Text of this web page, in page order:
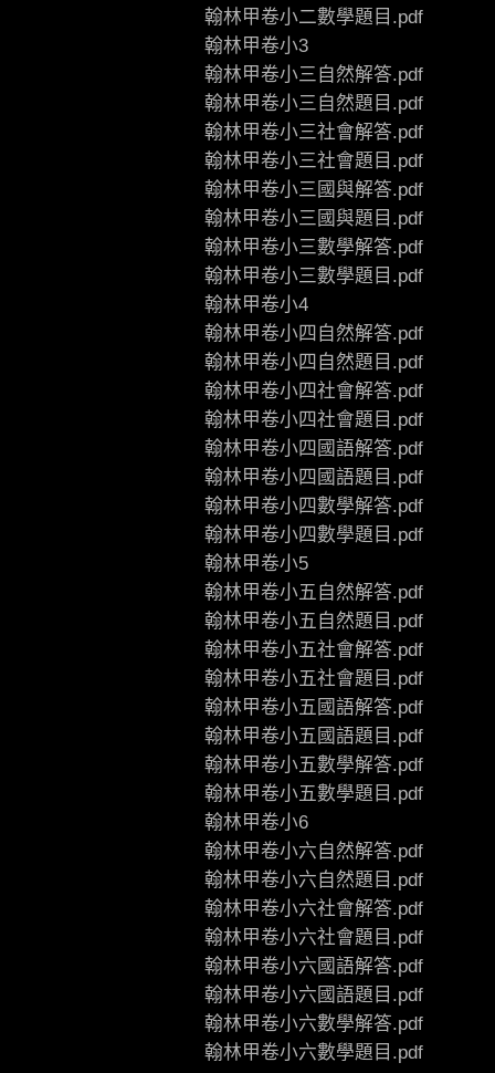
翰林甲卷小二數學題目.pdf
翰林甲卷小3
翰林甲卷小三自然解答.pdf
翰林甲卷小三自然題目.pdf
翰林甲卷小三社會解答.pdf
翰林甲卷小三社會題目.pdf
翰林甲卷小三國與解答.pdf
翰林甲卷小三國與題目.pdf
翰林甲卷小三數學解答.pdf
翰林甲卷小三數學題目.pdf
翰林甲卷小4
翰林甲卷小四自然解答.pdf
翰林甲卷小四自然題目.pdf
翰林甲卷小四社會解答.pdf
翰林甲卷小四社會題目.pdf
翰林甲卷小四國語解答.pdf
翰林甲卷小四國語題目.pdf
翰林甲卷小四數學解答.pdf
翰林甲卷小四數學題目.pdf
翰林甲卷小5
翰林甲卷小五自然解答.pdf
翰林甲卷小五自然題目.pdf
翰林甲卷小五社會解答.pdf
翰林甲卷小五社會題目.pdf
翰林甲卷小五國語解答.pdf
翰林甲卷小五國語題目.pdf
翰林甲卷小五數學解答.pdf
翰林甲卷小五數學題目.pdf
翰林甲卷小6
翰林甲卷小六自然解答.pdf
翰林甲卷小六自然題目.pdf
翰林甲卷小六社會解答.pdf
翰林甲卷小六社會題目.pdf
翰林甲卷小六國語解答.pdf
翰林甲卷小六國語題目.pdf
翰林甲卷小六數學解答.pdf
翰林甲卷小六數學題目.pdf